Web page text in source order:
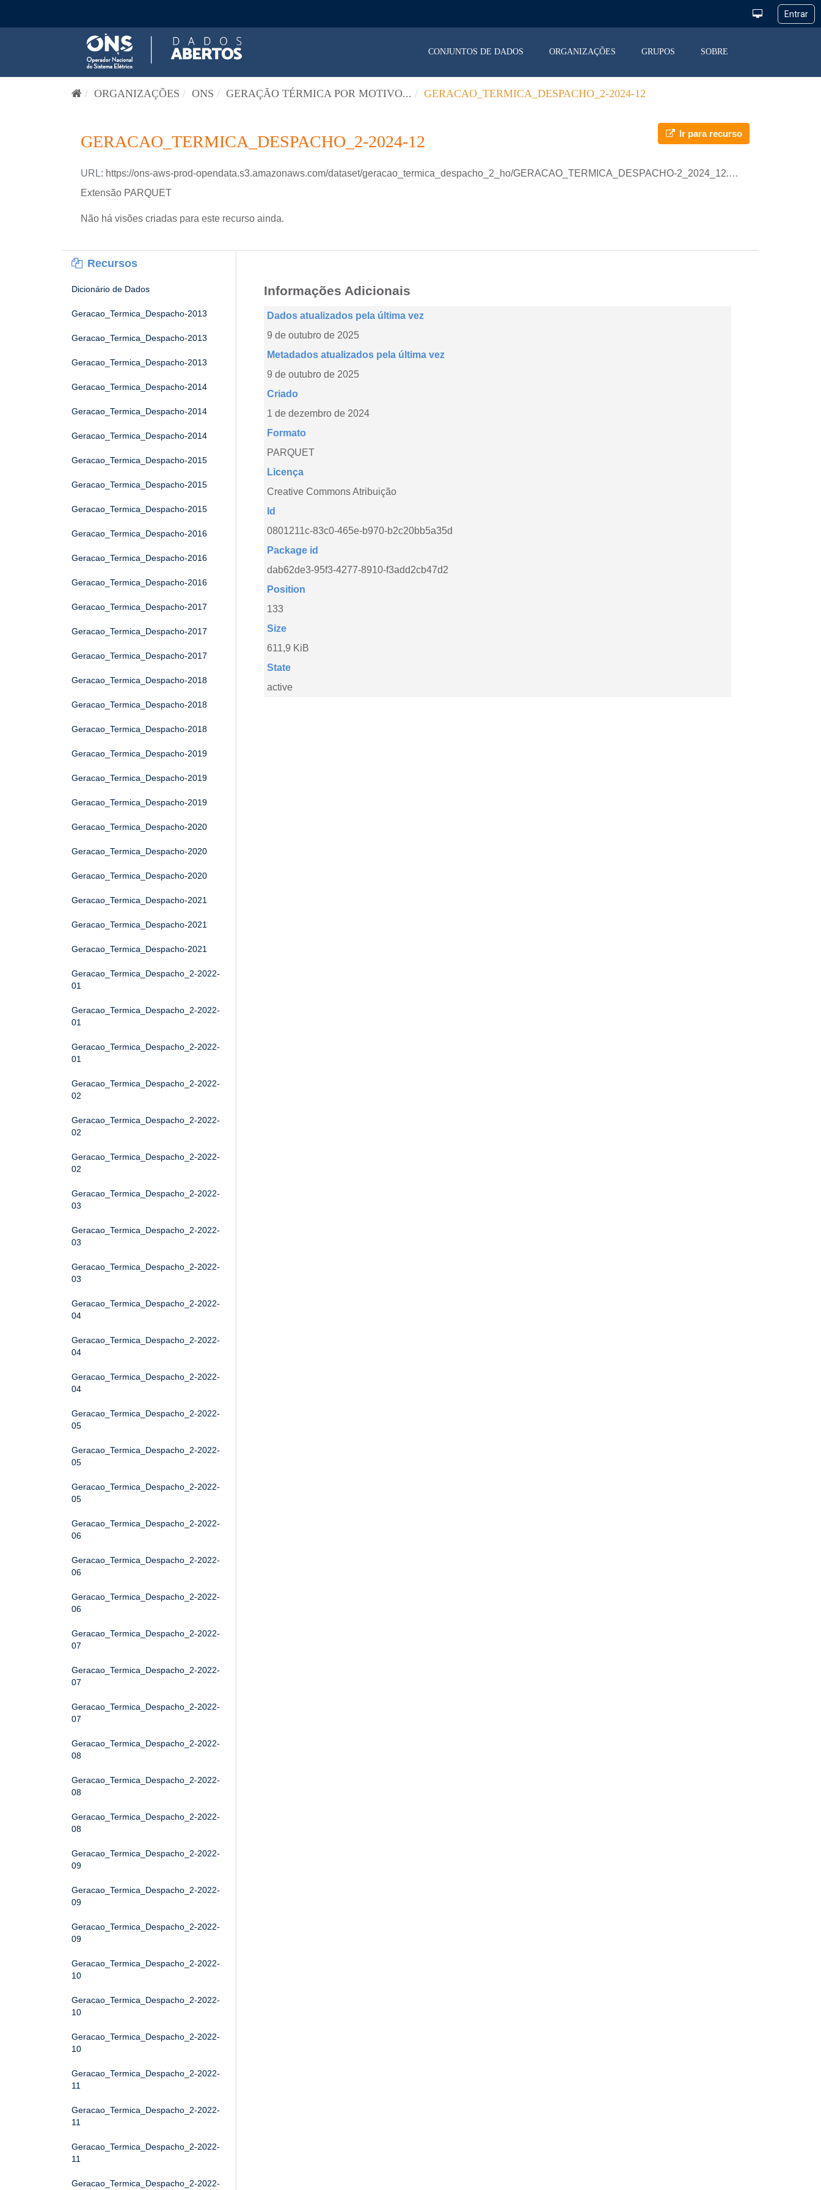
CONJUNTOS DE DADOS ORGANIZAÇÕES GRUPOS SOBRE
ORGANIZAÇÕES ONS GERAÇÃO TÉRMICA POR MOTIVO... GERACAO_TERMICA_DESPACHO_2-2024-12
Ir para recurso
GERACAO_TERMICA_DESPACHO_2-2024-12
URL: https://ons-aws-prod-opendata.s3.amazonaws.com/dataset/geracao_termica_despacho_2_ho/GERACAO_TERMICA_DESPACHO-2_2024_12.parquet
Extensão PARQUET
Não há visões criadas para este recurso ainda.
Recursos
Dicionário de Dados
Geracao_Termica_Despacho-2013
Geracao_Termica_Despacho-2013
Geracao_Termica_Despacho-2013
Geracao_Termica_Despacho-2014
Geracao_Termica_Despacho-2014
Geracao_Termica_Despacho-2014
Geracao_Termica_Despacho-2015
Geracao_Termica_Despacho-2015
Geracao_Termica_Despacho-2015
Geracao_Termica_Despacho-2016
Geracao_Termica_Despacho-2016
Geracao_Termica_Despacho-2016
Geracao_Termica_Despacho-2017
Geracao_Termica_Despacho-2017
Geracao_Termica_Despacho-2017
Geracao_Termica_Despacho-2018
Geracao_Termica_Despacho-2018
Geracao_Termica_Despacho-2018
Geracao_Termica_Despacho-2019
Geracao_Termica_Despacho-2019
Geracao_Termica_Despacho-2019
Geracao_Termica_Despacho-2020
Geracao_Termica_Despacho-2020
Geracao_Termica_Despacho-2020
Geracao_Termica_Despacho-2021
Geracao_Termica_Despacho-2021
Geracao_Termica_Despacho-2021
Geracao_Termica_Despacho_2-2022-
01
Geracao_Termica_Despacho_2-2022-
01
Geracao_Termica_Despacho_2-2022-
01
Geracao_Termica_Despacho_2-2022-
02
Geracao_Termica_Despacho_2-2022-
02
Geracao_Termica_Despacho_2-2022-
02
Geracao_Termica_Despacho_2-2022-
03
Geracao_Termica_Despacho_2-2022-
03
Geracao_Termica_Despacho_2-2022-
03
Geracao_Termica_Despacho_2-2022-
04
Geracao_Termica_Despacho_2-2022-
04
Geracao_Termica_Despacho_2-2022-
04
Geracao_Termica_Despacho_2-2022-
05
Geracao_Termica_Despacho_2-2022-
05
Geracao_Termica_Despacho_2-2022-
05
Geracao_Termica_Despacho_2-2022-
06
Geracao_Termica_Despacho_2-2022-
06
Geracao_Termica_Despacho_2-2022-
06
Geracao_Termica_Despacho_2-2022-
07
Geracao_Termica_Despacho_2-2022-
07
Geracao_Termica_Despacho_2-2022-
07
Geracao_Termica_Despacho_2-2022-
08
Geracao_Termica_Despacho_2-2022-
08
Geracao_Termica_Despacho_2-2022-
08
Geracao_Termica_Despacho_2-2022-
09
Geracao_Termica_Despacho_2-2022-
09
Geracao_Termica_Despacho_2-2022-
09
Geracao_Termica_Despacho_2-2022-
10
Geracao_Termica_Despacho_2-2022-
10
Geracao_Termica_Despacho_2-2022-
10
Geracao_Termica_Despacho_2-2022-
11
Geracao_Termica_Despacho_2-2022-
11
Geracao_Termica_Despacho_2-2022-
11
Geracao_Termica_Despacho_2-2022-
Informações Adicionais
Dados atualizados pela última vez
9 de outubro de 2025
Metadados atualizados pela última vez
9 de outubro de 2025
Criado
1 de dezembro de 2024
Formato
PARQUET
Licença
Creative Commons Atribuição
Id
0801211c-83c0-465e-b970-b2c20bb5a35d
Package id
dab62de3-95f3-4277-8910-f3add2cb47d2
Position
133
Size
611,9 KiB
State
active